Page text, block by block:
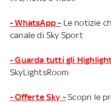
- WhatsApp - Le notizie
canale di Sky Sport
- Guarda tutti gli
SkyLightsRoom
- Offerte Sky - Scopri le